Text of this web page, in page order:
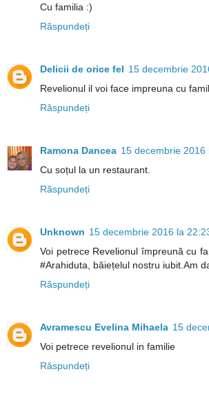
Cu familia :)
Răspundeți
Delicii de orice fel 15 decembrie
Revelionul il voi face impreuna cu
Răspundeți
Ramona Dancea 15 decembrie 2016
Cu soțul la un restaurant.
Răspundeți
Unknown 15 decembrie 2016 la
Voi petrece Revelionul împreună cu
#Arahiduta, băiețelul nostru iubit.Am
Răspundeți
Avramescu Evelina Mihaela 15
Voi petrece revelionul in familie
Răspundeți